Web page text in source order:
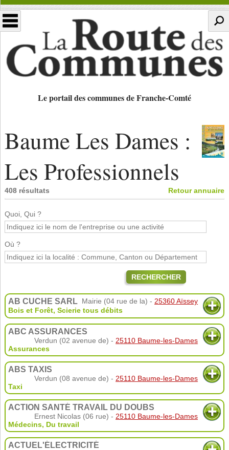
Le portail des communes de Franche-Comté
Baume Les Dames :
Les Professionnels
408 résultats Retour annuaire
Quoi, Qui ?
Où ?
RECHERCHER
AB CUCHE SARL Mairie (04 rue de la) - 25360 Aïssey
Bois et Forêt, Scierie tous débits
ABC ASSURANCES
Verdun (02 avenue de) - 25110 Baume-les-Dames
Assurances
ABS TAXIS
Verdun (08 avenue de) - 25110 Baume-les-Dames
Taxi
ACTION SANTÉ TRAVAIL DU DOUBS
Ernest Nicolas (06 rue) - 25110 Baume-les-Dames
Médecins, Du travail
ACTUEL'ÉLECTRICITÉ